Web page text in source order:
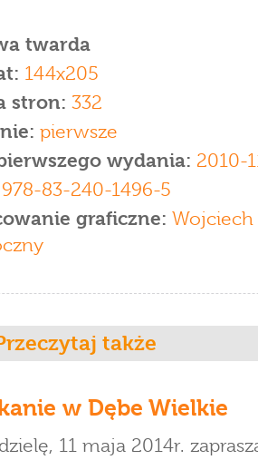
twarda
144x205
stron: 332
pierwsze
wydania: 2010-
978-83-240-1496-5
graficzne: Wojciech
także
w Dębe Wielkie
11 maja 2014r.